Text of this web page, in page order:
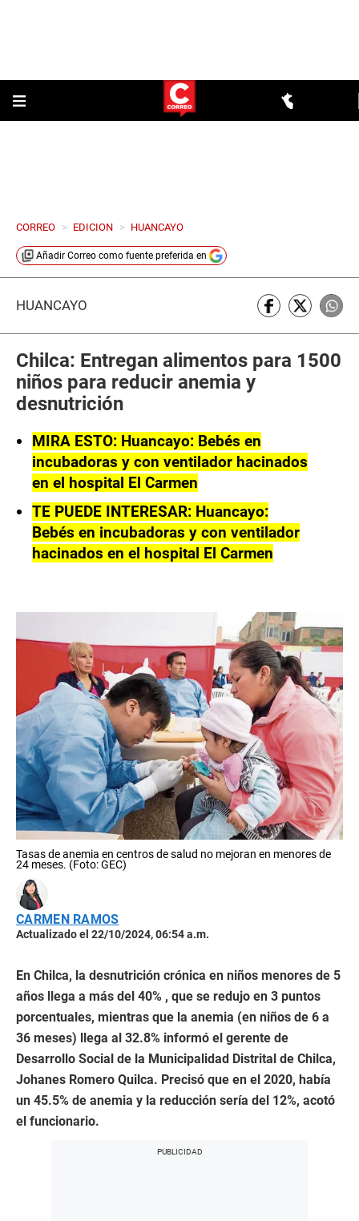
CORREO > EDICION > HUANCAYO
Añadir Correo como fuente preferida en
HUANCAYO
Chilca: Entregan alimentos para 1500
niños para reducir anemia y
desnutrición
MIRA ESTO: Huancayo: Bebés en
incubadoras y con ventilador hacinados
en el hospital El Carmen
TE PUEDE INTERESAR: Huancayo:
Bebés en incubadoras y con ventilador
hacinados en el hospital El Carmen
Tasas de anemia en centros de salud no mejoran en menores de
24 meses. (Foto: GEC)
CARMEN RAMOS
Actualizado el 22/10/2024, 06:54 a.m.
En Chilca, la desnutrición crónica en niños menores de 5
años llega a más del 40% , que se redujo en 3 puntos
porcentuales, mientras que la anemia (en niños de 6 a
36 meses) llega al 32.8% informó el gerente de
Desarrollo Social de la Municipalidad Distrital de Chilca,
Johanes Romero Quilca. Precisó que en el 2020, había
un 45.5% de anemia y la reducción sería del 12%, acotó
el funcionario.